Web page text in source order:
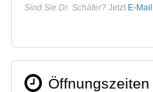
Sind Sie Dr. Schäfer? Jetzt E-
Öffnungszeiten